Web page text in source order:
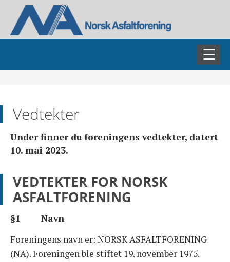
FAGSEMINARER
FAGGRUPPER
OM FORENINGEN
Vedtekter
Under finner du foreningens vedtekter, datert
10. mai 2023.
VEDTEKTER FOR NORSK
ASFALTFORENING
§1 Navn
Foreningens navn er: NORSK ASFALTFORENING
(NA). Foreningen ble stiftet 19. november 1975.